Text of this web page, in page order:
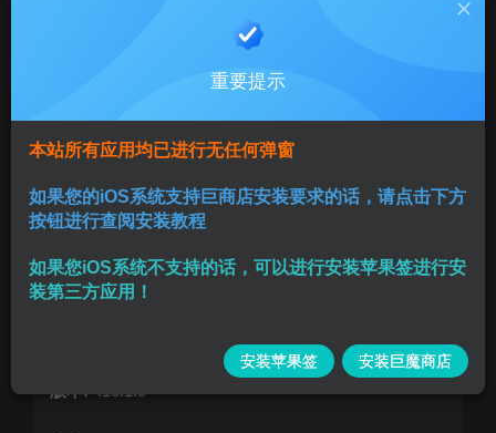
IGFormat多功能插件
插件入口我的界面, 有个图标, 然后点击右上角文图标,
选Chinese插件就变中文了, 大部分选项都是中文
版本:410.1.0
重要提示
本站所有应用均已进行无任何弹窗
如果您的iOS系统支持巨商店安装要求的话，请点击下方
按钮进行查阅安装教程
如果您iOS系统不支持的话，可以进行安装苹果签进行安
装第三方应用！
安装苹果签 安装巨魔商店